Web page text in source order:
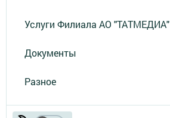
Услуги Филиала АО "ТАТМЕДИА"
Документы
Разное